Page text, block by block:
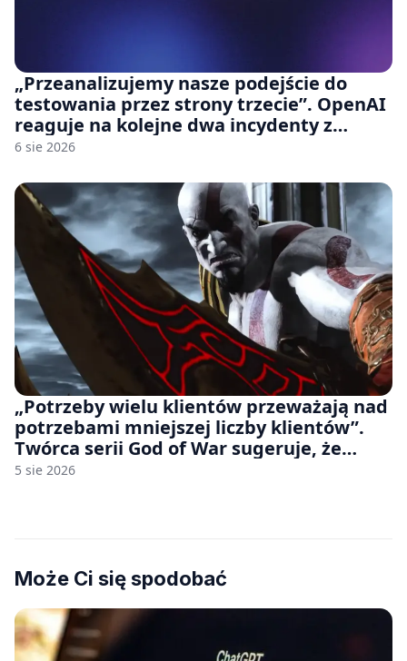
„Przeanalizujemy nasze podejście do
testowania przez strony trzecie”. OpenAI
reaguje na kolejne dwa incydenty z
udziałem autorskich modeli
6 sie 2026
„Potrzeby wielu klientów przeważają nad
potrzebami mniejszej liczby klientów”.
Twórca serii God of War sugeruje, że
rozumie, dlaczego Sony rezygnuje z gier
5 sie 2026
Może Ci się spodobać